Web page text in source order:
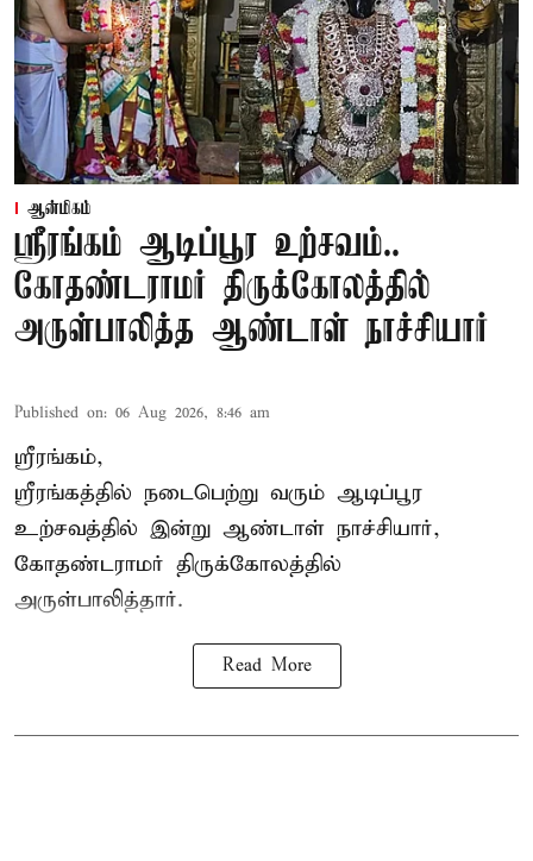
ஆன்மிகம்
ஸ்ரீரங்கம் ஆடிப்பூர உற்சவம்..
கோதண்டராமர் திருக்கோலத்தில்
அருள்பாலித்த ஆண்டாள் நாச்சியார்
Published on: 06 Aug 2026, 8:46 am
ஸ்ரீரங்கம்,
ஸ்ரீரங்கத்தில் நடைபெற்று வரும் ஆடிப்பூர
உற்சவத்தில் இன்று ஆண்டாள் நாச்சியார்,
கோதண்டராமர் திருக்கோலத்தில்
அருள்பாலித்தார்.
Read More